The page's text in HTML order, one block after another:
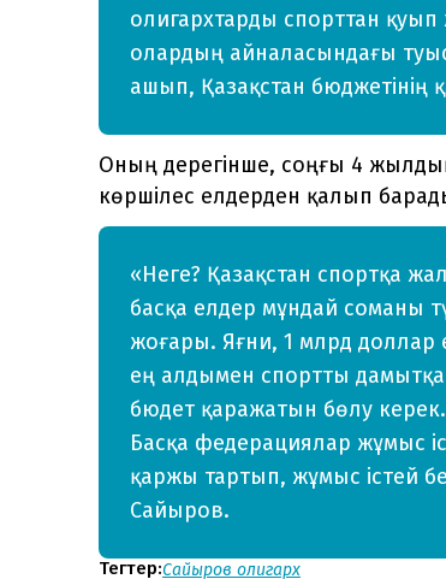
олигархтарды спорттан қуып
олардың айналасындағы
ашып, Қазақстан бюджетінің
Оның дерегінше, соңғы 4 жылдың
көршілес елдерден қалып
«Неге? Қазақстан спортқа
басқа елдер мұндай соманы
жоғары. Яғни, 1 млрд доллар
ең алдымен спортты
бюдет қаражатын бөлу керек.
Басқа федерациялар жұмыс
қаржы тартып, жұмыс істей
Сайыров.
Тегтер:Сайыров олигарх